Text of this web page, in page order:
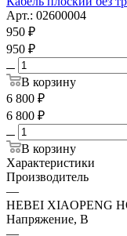
Арт.: 02600004
950 ₽
950 ₽
В корзину
6 800 ₽
6 800 ₽
В корзину
Характеристики
Производитель
—
HEBEI XIAOPENG
Напряжение, В
—